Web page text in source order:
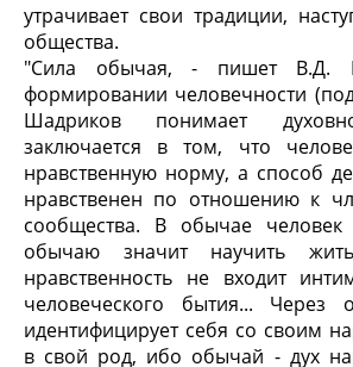
утрачивает свои традиции,
общества.
"Сила обычая, - пишет В.Д.
формировании человечности
Шадриков понимает
заключается в том, что
нравственную норму, а способ
нравственен по отношению к
сообщества. В обычае человек
обычаю значит научить
нравственность не входит
человеческого бытия... Через
идентифицирует себя со своим
в свой род, ибо обычай - дух